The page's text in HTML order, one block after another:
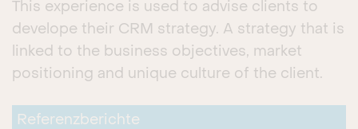
This experience is used to advise clients to
develope their CRM strategy. A strategy that is
linked to the business objectives, market
positioning and unique culture of the client.
Referenzberichte